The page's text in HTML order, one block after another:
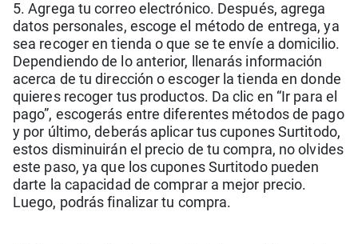
5. Agrega tu correo electrónico. Después, agrega
datos personales, escoge el método de entrega, ya
sea recoger en tienda o que se te envíe a domicilio.
Dependiendo de lo anterior, llenarás información
acerca de tu dirección o escoger la tienda en donde
quieres recoger tus productos. Da clic en “Ir para el
pago”, escogerás entre diferentes métodos de pago
y por último, deberás aplicar tus cupones Surtitodo,
estos disminuirán el precio de tu compra, no olvides
este paso, ya que los cupones Surtitodo pueden
darte la capacidad de comprar a mejor precio.
Luego, podrás finalizar tu compra.